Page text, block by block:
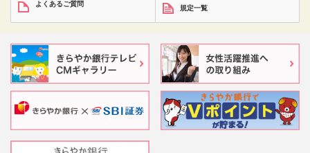
よくあるご質問
規定一覧